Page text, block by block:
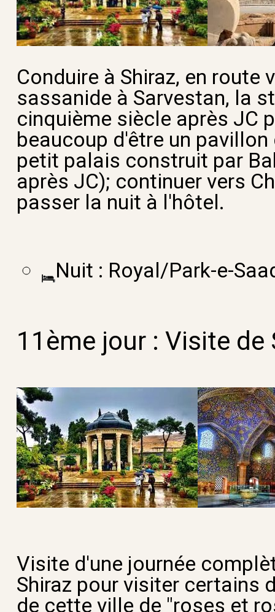
Conduire à Shiraz, en route
sassanide à Sarvestan, la
cinquième siècle après JC
beaucoup d'être un
petit palais construit par
après JC); continuer vers
passer la nuit à l'hôtel.
Nuit : Royal/Park-e-
11ème jour : Visite de
Visite d'une journée
Shiraz pour visiter certains
de cette ville de "roses et